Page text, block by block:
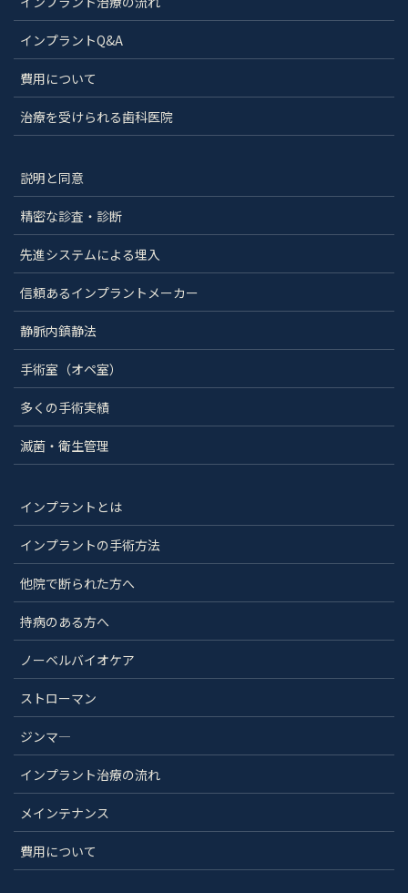
インプラントQ&A
費用について
治療を受けられる歯科医院
説明と同意
精密な診査・診断
先進システムによる埋入
信頼あるインプラントメーカー
静脈内鎮静法
手術室（オペ室）
多くの手術実績
滅菌・衛生管理
インプラントとは
インプラントの手術方法
他院で断られた方へ
持病のある方へ
ノーベルバイオケア
ストローマン
ジンマ―
インプラント治療の流れ
メインテナンス
費用について